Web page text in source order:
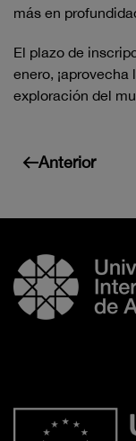
más en
El plazo de
enero,
exploración del
Anterior